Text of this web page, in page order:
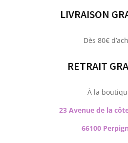
LIVRAISON
Dès 80€
RETRAIT
À la
23 Avenue de la
66100